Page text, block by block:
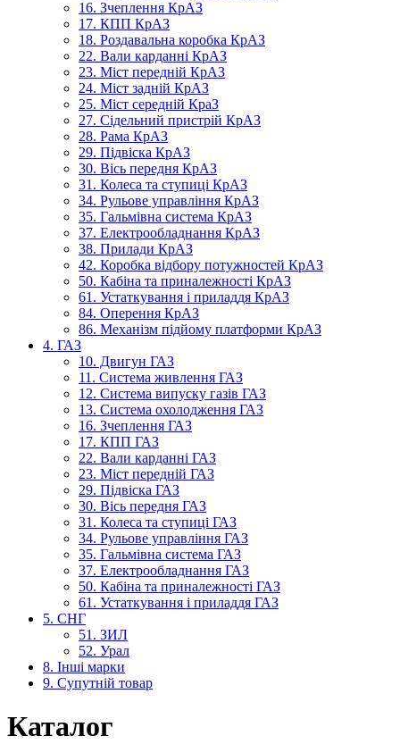
16. Зчеплення КрАЗ
17. КПП КрАЗ
18. Роздавальна коробка КрАЗ
22. Вали карданні КрАЗ
23. Міст передній КрАЗ
24. Міст задній КрАЗ
25. Міст середній КраЗ
27. Сідельний пристрій КрАЗ
28. Рама КрАЗ
29. Підвіска КрАЗ
30. Вісь передня КрАЗ
31. Колеса та ступиці КрАЗ
34. Рульове управління КрАЗ
35. Гальмівна система КрАЗ
37. Електрообладнання КрАЗ
38. Прилади КрАЗ
42. Коробка відбору потужностей КрАЗ
50. Кабіна та приналежності КрАЗ
61. Устаткування і приладдя КрАЗ
84. Оперення КрАЗ
86. Механізм підйому платформи КрАЗ
4. ГАЗ
10. Двигун ГАЗ
11. Система живлення ГАЗ
12. Система випуску газів ГАЗ
13. Система охолодження ГАЗ
16. Зчеплення ГАЗ
17. КПП ГАЗ
22. Вали карданні ГАЗ
23. Міст передній ГАЗ
29. Підвіска ГАЗ
30. Вісь передня ГАЗ
31. Колеса та ступиці ГАЗ
34. Рульове управління ГАЗ
35. Гальмівна система ГАЗ
37. Електрообладнання ГАЗ
50. Кабіна та приналежності ГАЗ
61. Устаткування і приладдя ГАЗ
5. СНГ
51. ЗИЛ
52. Урал
8. Інші марки
9. Супутній товар
Каталог